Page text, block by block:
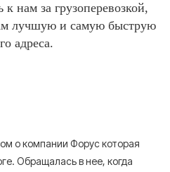
нам за грузоперевозкой,
лучшую и самую быструю
адреса.
о компании Форус которая
Обращалась в нее, когда